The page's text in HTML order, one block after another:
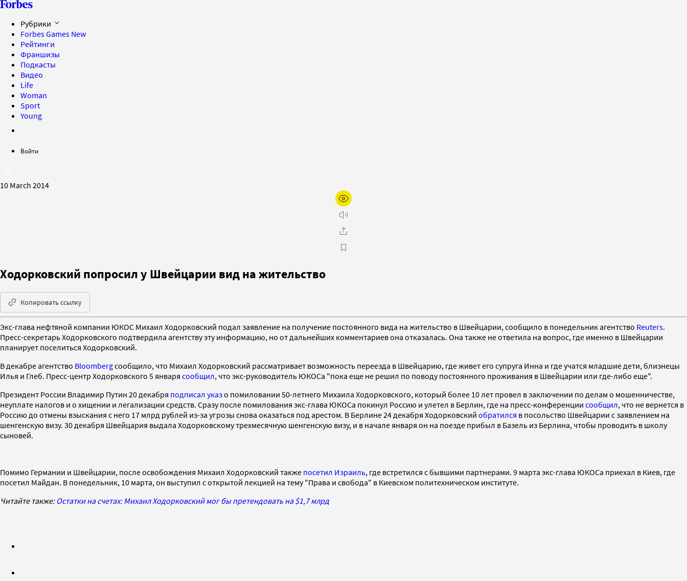
Рубрики
Forbes Games New
Рейтинги
Франшизы
Подкасты
Видео
Life
Woman
Sport
Young
Войти
10 March 2014
Ходорковский попросил у Швейцарии вид на жительство
Копировать ссылку
Экс-глава нефтяной компании ЮКОС Михаил Ходорковский подал заявление на получение постоянного вида на жительство в Швейцарии, сообщило в понедельник агентство Reuters.
Пресс-секретарь Ходорковского подтвердила агентству эту информацию, но от дальнейших комментариев она отказалась. Она также не ответила на вопрос, где именно в Швейцарии
планирует поселиться Ходорковский.
В декабре агентство Bloombergсообщило, что Михаил Ходорковский рассматривает возможность переезда в Швейцарию, где живет его супруга Инна и где учатся младшие дети, близнецы
Илья и Глеб. Пресс-центр Ходорковского 5 января сообщил, что экс-руководитель ЮКОСа "пока еще не решил по поводу постоянного проживания в Швейцарии или где-либо еще".
Президент России Владимир Путин 20 декабря подписал указо помиловании 50-летнего Михаила Ходорковского, который более 10 лет провел в заключении по делам о мошенничестве,
неуплате налогов и о хищении и легализации средств. Сразу после помилования экс-глава ЮКОСа покинул Россию и улетел в Берлин, где на пресс-конференции сообщил, что не вернется в
Россию до отмены взыскания с него 17 млрд рублей из-за угрозы снова оказаться под арестом. В Берлине 24 декабря Ходорковский обратился в посольство Швейцарии с заявлением на
шенгенскую визу. 30 декабря Швейцария выдала Ходорковскому трехмесячную шенгенскую визу, и в начале января он на поезде прибыл в Базель из Берлина, чтобы проводить в школу
сыновей.
Помимо Германии и Швейцарии, после освобождения Михаил Ходорковский также посетил Израиль, где встретился с бывшими партнерами. 9 марта экс-глава ЮКОСа приехал в Киев, где
посетил Майдан. В понедельник, 10 марта, он выступил с открытой лекцией на тему "Права и свобода" в Киевском политехническом институте.
Читайте также: Остатки на счетах: Михаил Ходорковский мог бы претендовать на $1,7 млрд